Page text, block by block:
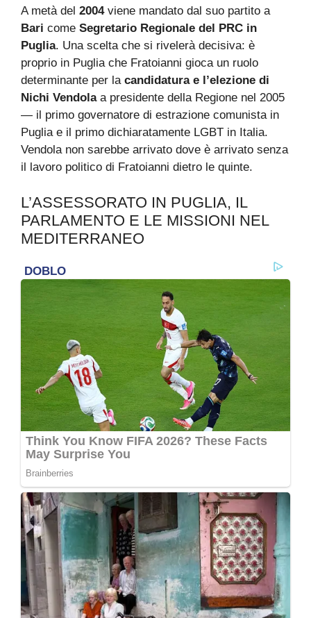
A metà del 2004viene mandato dal suo partito a
Bari come Segretario Regionale del PRC in
Puglia. Una scelta che si rivelerà decisiva: è
proprio in Puglia che Fratoianni gioca un ruolo
determinante per la candidatura e l’elezione di
Nichi Vendolaa presidente della Regione nel 2005
— il primo governatore di estrazione comunista in
Puglia e il primo dichiaratamente LGBT in Italia.
Vendola non sarebbe arrivato dove è arrivato senza
il lavoro politico di Fratoianni dietro le quinte.
L’ASSESSORATO IN PUGLIA, IL
PARLAMENTO E LE MISSIONI NEL
MEDITERRANEO